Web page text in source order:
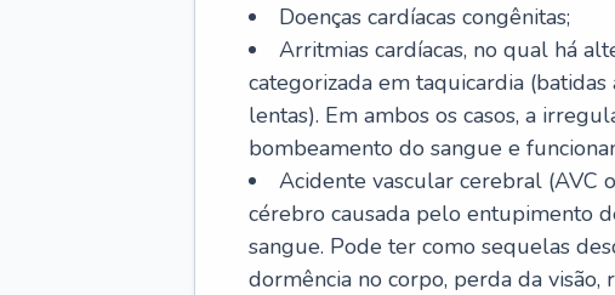
Doenças cardíacas congênitas;
Arritmias cardíacas, no qual há
categorizada em taquicardia
lentas). Em ambos os casos, a
bombeamento do sangue e
Acidente vascular cerebral (AVC
cérebro causada pelo entupimento
sangue. Pode ter como sequelas
dormência no corpo, perda da